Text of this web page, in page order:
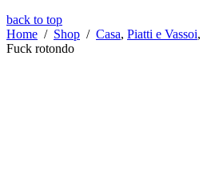
back to top
Home / Shop / Casa, Piatti e Vassoi,
Fuck rotondo